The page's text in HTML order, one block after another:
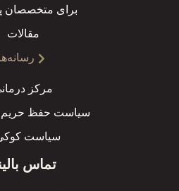
برای
مقالات
مرکز
سیاست حفظ
سیاست
تماس